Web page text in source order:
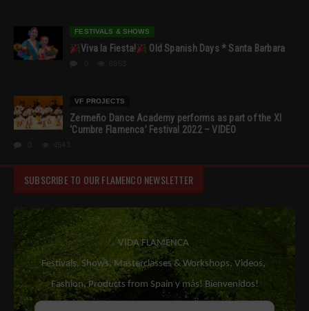
FESTIVALS & SHOWS
Viva la Fiesta! Old Spanish Days * Santa Barbara
VF PROJECTS
Zermeño Dance Academy performs as part of the XI
‘Cumbre Flamenca’ Festival 2022 – VIDEO
SUBSCRIBE TO OUR FLAMENCO NEWSLETTER